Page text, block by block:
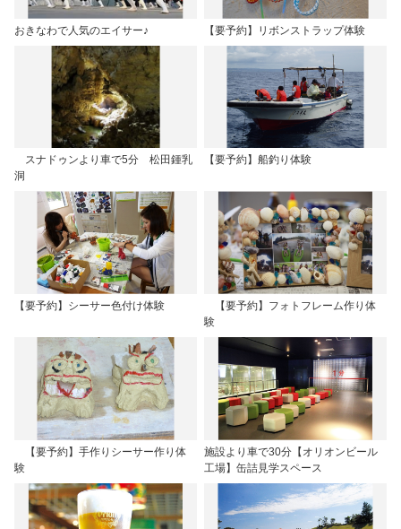
おきなわで人気のエイサー♪ 【要予約】リボンストラップ体験
スナドゥンより車で5分 松田鍾乳
洞
【要予約】船釣り体験
【要予約】シーサー色付け体験
【要予約】フォトフレーム作り体
験
【要予約】手作りシーサー作り体
験
施設より車で30分【オリオンビール
工場】缶詰見学スペース